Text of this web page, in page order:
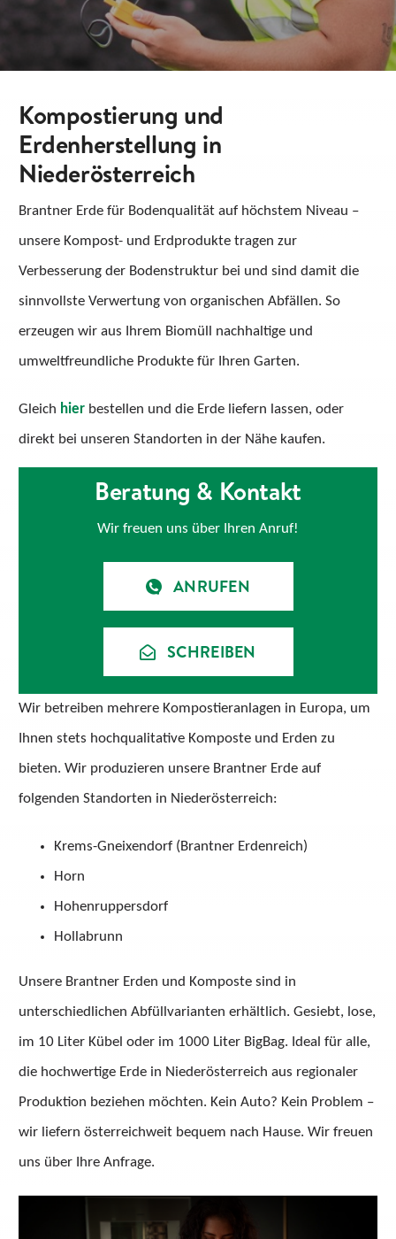
KARRIERE
Suche
nach:
Kompostierung und
Erdenherstellung in
Niederösterreich
Brantner Erde für Bodenqualität auf höchstem Niveau –
unsere Kompost- und Erdprodukte tragen zur
Verbesserung der Bodenstruktur bei und sind damit die
sinnvollste Verwertung von organischen Abfällen. So
erzeugen wir aus Ihrem Biomüll nachhaltige und
umweltfreundliche Produkte für Ihren Garten.
Gleich hier bestellen und die Erde liefern lassen, oder
direkt bei unseren Standorten in der Nähe kaufen.
Beratung & Kontakt
Wir freuen uns über Ihren Anruf!
ANRUFEN
SCHREIBEN
Wir betreiben mehrere Kompostieranlagen in Europa, um
Ihnen stets hochqualitative Komposte und Erden zu
bieten. Wir produzieren unsere Brantner Erde auf
folgenden Standorten in Niederösterreich:
Krems-Gneixendorf (Brantner Erdenreich)
Horn
Hohenruppersdorf
Hollabrunn
Unsere Brantner Erden und Komposte sind in
unterschiedlichen Abfüllvarianten erhältlich. Gesiebt, lose,
im 10 Liter Kübel oder im 1000 Liter BigBag. Ideal für alle,
die hochwertige Erde in Niederösterreich aus regionaler
Produktion beziehen möchten. Kein Auto? Kein Problem –
wir liefern österreichweit bequem nach Hause. Wir freuen
uns über Ihre Anfrage.